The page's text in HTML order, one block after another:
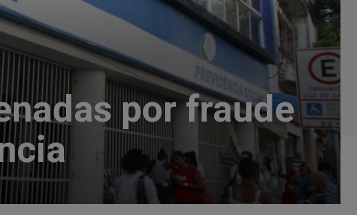
por fraude